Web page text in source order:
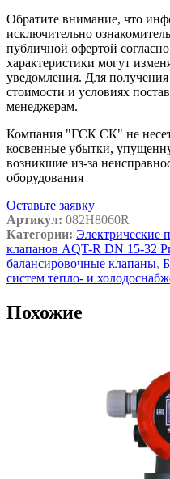
Обратите внимание, что
исключительно
публичной офертой
характеристики могут
уведомления. Для
стоимости и условиях
менеджерам.
Компания "ГСК СК" не несет
косвенные убытки,
возникшие из-за
оборудования
Оставьте заявку
Артикул: 082H8060R
Категории: Электрические
клапанов AQT-R DN 15-32
балансировочные клапаны,
систем тепло- и
Похожие